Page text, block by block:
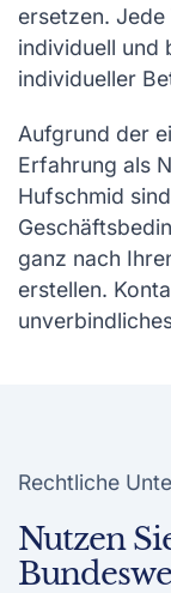
ersetzen.
individuell und
individueller
Aufgrund der
Erfahrung als
Hufschmid
ganz nach
erstellen.
Rechtliche
Nutzen